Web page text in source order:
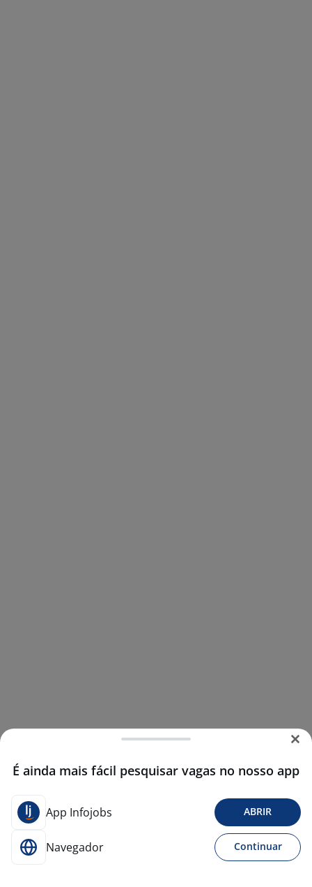
É ainda mais fácil pesquisar vagas no nosso app
App Infojobs ABRIR
Navegador Continuar